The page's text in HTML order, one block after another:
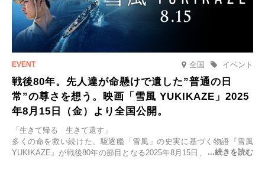
全国 イベント
戦後80年。先人達が命懸けで遺した”普通の日
常”の尊さを想う。映画「雪風 YUKIKAZE」2025
年8月15日（金）より全国公開。
「生きて帰る 生きて還す」
多くの命を救い続けた、駆逐艦「雪風」の史実に基づく物語『雪風
YUKIKAZE』が戦後80年の節目となる2025年8月15日、全国公開され